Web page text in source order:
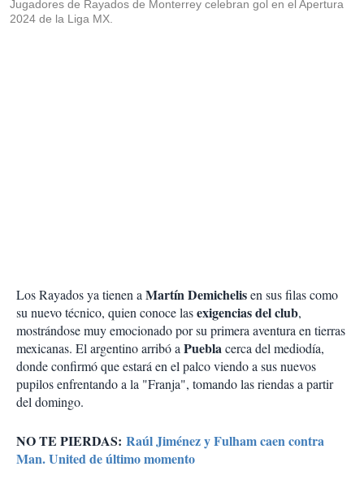
Jugadores de Rayados de Monterrey celebran gol en el Apertura
2024 de la Liga MX.
Los Rayados ya tienen aMartín Demichelisen sus filas como
su nuevo técnico, quien conoce lasexigencias del club,
mostrándose muy emocionado por su primera aventura en tierras
mexicanas. El argentino arribó aPueblacerca del mediodía,
donde confirmó que estará en el palco viendo a sus nuevos
pupilos enfrentando a la "Franja", tomando las riendas a partir
del domingo.
NO TE PIERDAS: Raúl Jiménez y Fulham caen contra
Man. United de último momento